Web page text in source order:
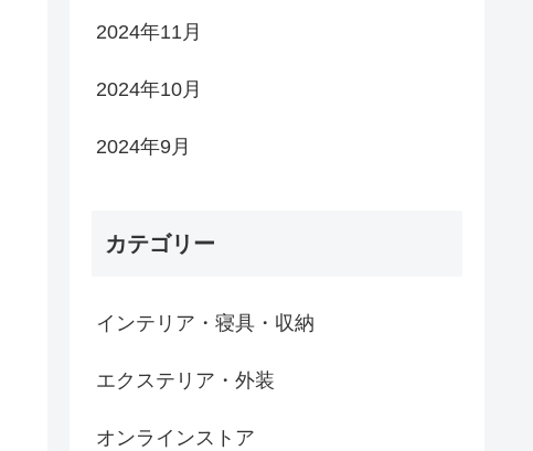
2024年11月
2024年10月
2024年9月
カテゴリー
インテリア・寝具・収納
エクステリア・外装
オンラインストア